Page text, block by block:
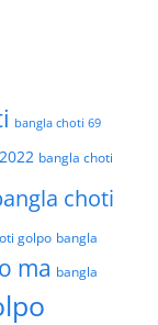
bangla choti 69
bangla choti
choti
golpo bangla
ma bangla